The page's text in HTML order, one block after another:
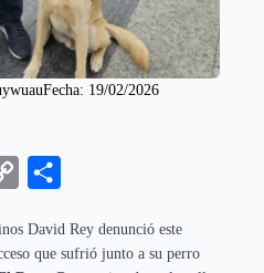
Fecha: 19/02/2026
Copy
David Rey denunció este
que sufrió junto a su perro